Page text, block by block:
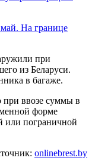
На границе
при
из Беларуси.
в багаже.
ввозе суммы в
форме
или пограничной
onlinebrest.by